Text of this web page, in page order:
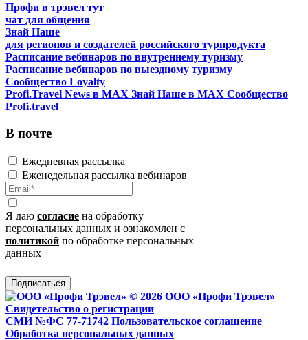
Профи в трэвел тут
чат для общения
Знай Наше
для регионов и создателей российского турпродукта
Расписание вебинаров по внутреннему туризму
Расписание вебинаров по выездному туризму
Сообщество Loyalty
Profi.Travel News в MAX Знай Наше в MAX Сообщество
Profi.travel
В почте
Ежедневная рассылка
Еженедельная рассылка вебинаров
Я даю согласие на обработку
персональных данных и ознакомлен с
политикой по обработке персональных
данных
Подписаться
© 2026 ООО «Профи Трэвeл»
Свидетельство о регистрации
СМИ №ФС 77-71742 Пользовательское соглашение
Обработка персональных данных